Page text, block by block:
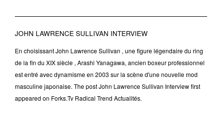
JOHN LAWRENCE SULLIVAN INTERVIEW
En choisissant John Lawrence Sullivan , une figure légendaire du ring
de la fin du XIX siècle , Arashi Yanagawa, ancien boxeur professionnel
est entré avec dynamisme en 2003 sur la scène d'une nouvelle mod
masculine japonaise. The post John Lawrence Sullivan Interview first
appeared on Forks.Tv Radical Trend Actualités.